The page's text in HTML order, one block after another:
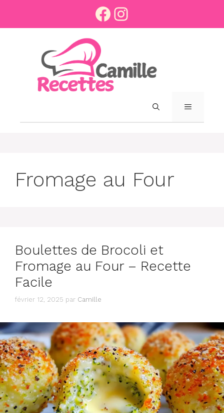
contenu
Facebook
Instagram
MENU
Fromage au Four
Boulettes de Brocoli et
Fromage au Four – Recette
Facile
février 12, 2025 par Camille